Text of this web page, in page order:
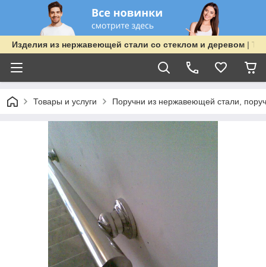
Изделия из нержавеющей стали со стеклом и деревом |
Товары и услуги Поручни из нержавеющей стали,